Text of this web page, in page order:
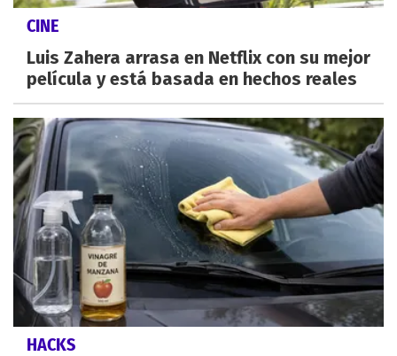
CINE
Luis Zahera arrasa en Netflix con su mejor
película y está basada en hechos reales
HACKS